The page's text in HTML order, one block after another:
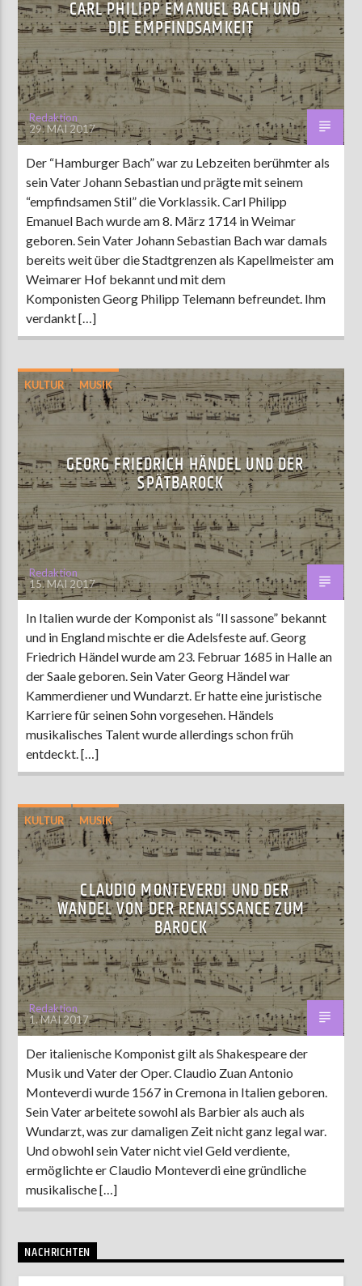
CARL PHILIPP EMANUEL BACH UND
DIE EMPFINDSAMKEIT
Redaktion
29. MAI 2017
Der “Hamburger Bach” war zu Lebzeiten berühmter als
sein Vater Johann Sebastian und prägte mit seinem
“empfindsamen Stil” die Vorklassik. Carl Philipp
Emanuel Bach wurde am 8. März 1714 in Weimar
geboren. Sein Vater Johann Sebastian Bach war damals
bereits weit über die Stadtgrenzen als Kapellmeister am
Weimarer Hof bekannt und mit dem
Komponisten Georg Philipp Telemann befreundet. Ihm
verdankt […]
KULTUR MUSIK
GEORG FRIEDRICH HÄNDEL UND DER
SPÄTBAROCK
Redaktion
15. MAI 2017
In Italien wurde der Komponist als “Il sassone” bekannt
und in England mischte er die Adelsfeste auf. Georg
Friedrich Händel wurde am 23. Februar 1685 in Halle an
der Saale geboren. Sein Vater Georg Händel war
Kammerdiener und Wundarzt. Er hatte eine juristische
Karriere für seinen Sohn vorgesehen. Händels
musikalisches Talent wurde allerdings schon früh
entdeckt. […]
KULTUR MUSIK
CLAUDIO MONTEVERDI UND DER
WANDEL VON DER RENAISSANCE ZUM
BAROCK
Redaktion
1. MAI 2017
Der italienische Komponist gilt als Shakespeare der
Musik und Vater der Oper. Claudio Zuan Antonio
Monteverdi wurde 1567 in Cremona in Italien geboren.
Sein Vater arbeitete sowohl als Barbier als auch als
Wundarzt, was zur damaligen Zeit nicht ganz legal war.
Und obwohl sein Vater nicht viel Geld verdiente,
ermöglichte er Claudio Monteverdi eine gründliche
musikalische […]
NACHRICHTEN